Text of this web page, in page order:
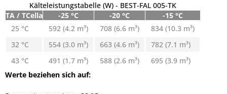
Kälteleistungstabelle (W) - BEST-FAL 005-TK
TA / TCella
-25 °C -20 °C
-15 °C
25 °C
592 (4.2 m³) 708 (6.6 m³)
834 (10.3 m³)
32 °C
554 (3.0 m³) 663 (4.6 m³)
782 (7.1 m³)
43 °C
491 (1.7 m³) 588 (2.6 m³)
695 (3.9 m³)
Werte beziehen sich auf: